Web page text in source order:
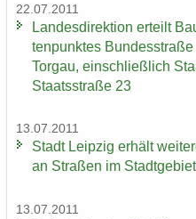
22.07.2011
Lan­des­di­rek­ti­on er­teilt
ten­punk­tes
Tor­gau, ein­schließ­lich
Staats­stra­ße 23
13.07.2011
Stadt Leip­zig er­hält
an Stra­ßen im Stadt­ge­biet
13.07.2011